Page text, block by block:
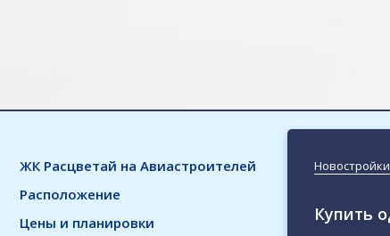
ЖК Расцветай на Авиастроителей
Расположение
Цены и планировки
Купить